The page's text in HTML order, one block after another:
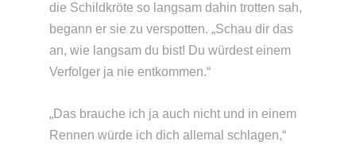
die Schildkröte so langsam dahin trotten sah,
begann er sie zu verspotten. „Schau dir das
an, wie langsam du bist! Du würdest einem
Verfolger ja nie entkommen.“
„Das brauche ich ja auch nicht und in einem
Rennen würde ich dich allemal schlagen,“